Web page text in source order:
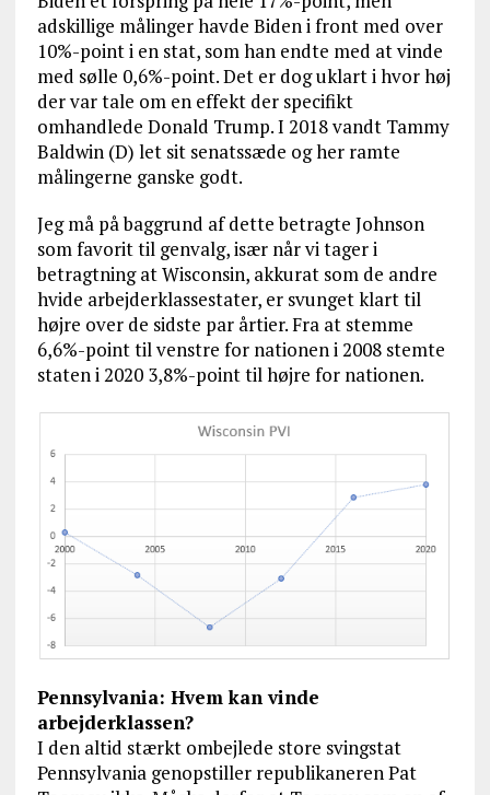
adskillige målinger havde Biden i front med over
10%-point i en stat, som han endte med at vinde
med sølle 0,6%-point. Det er dog uklart i hvor høj
der var tale om en effekt der specifikt
omhandlede Donald Trump. I 2018 vandt Tammy
Baldwin (D) let sit senatssæde og her ramte
målingerne ganske godt.
Jeg må på baggrund af dette betragte Johnson
som favorit til genvalg, især når vi tager i
betragtning at Wisconsin, akkurat som de andre
hvide arbejderklassestater, er svunget klart til
højre over de sidste par årtier. Fra at stemme
6,6%-point til venstre for nationen i 2008 stemte
staten i 2020 3,8%-point til højre for nationen.
Pennsylvania: Hvem kan vinde
arbejderklassen?
I den altid stærkt ombejlede store svingstat
Pennsylvania genopstiller republikaneren Pat